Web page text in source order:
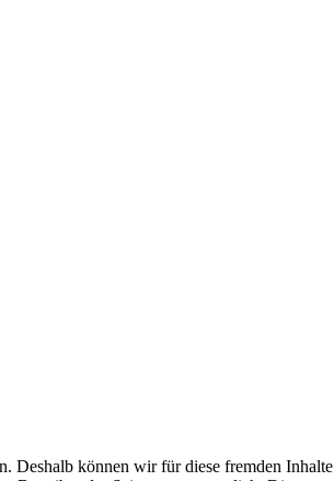
Deshalb können wir für diese fremden Inhalte